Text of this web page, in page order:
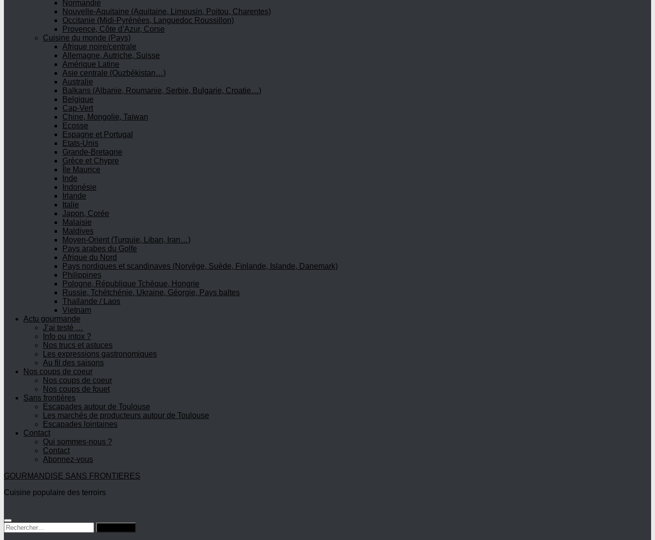
Normandie
Nouvelle-Aquitaine (Aquitaine, Limousin, Poitou, Charentes)
Occitanie (Midi-Pyrénées, Languedoc Roussillon)
Provence, Côte d’Azur, Corse
Cuisine du monde (Pays)
Afrique noire/centrale
Allemagne, Autriche, Suisse
Amérique Latine
Asie centrale (Ouzbékistan…)
Australie
Balkans (Albanie, Roumanie, Serbie, Bulgarie, Croatie…)
Belgique
Cap-Vert
Chine, Mongolie, Taïwan
Ecosse
Espagne et Portugal
Etats-Unis
Grande-Bretagne
Grèce et Chypre
Île Maurice
Inde
Indonésie
Irlande
Italie
Japon, Corée
Malaisie
Maldives
Moyen-Orient (Turquie, Liban, Iran…)
Pays arabes du Golfe
Afrique du Nord
Pays nordiques et scandinaves (Norvège, Suède, Finlande, Islande, Danemark)
Philippines
Pologne, République Tchèque, Hongrie
Russie, Tchétchénie, Ukraine, Géorgie, Pays baltes
Thaïlande / Laos
Vietnam
Actu gourmande
J’ai testé …
Info ou intox ?
Nos trucs et astuces
Les expressions gastronomiques
Au fil des saisons
Nos coups de coeur
Nos coups de coeur
Nos coups de fouet
Sans frontières
Escapades autour de Toulouse
Les marchés de producteurs autour de Toulouse
Escapades lointaines
Contact
Qui sommes-nous ?
Contact
Abonnez-vous
GOURMANDISE SANS FRONTIERES
Cuisine populaire des terroirs
Rechercher :